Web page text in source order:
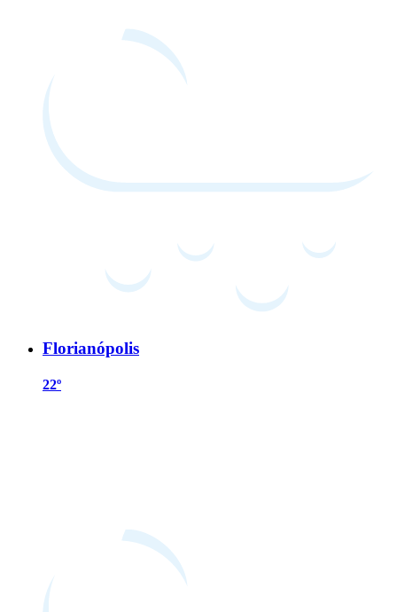
Florianópolis
22º